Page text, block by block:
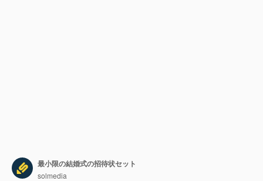
最小限の結婚式の招待状セット
solmedia